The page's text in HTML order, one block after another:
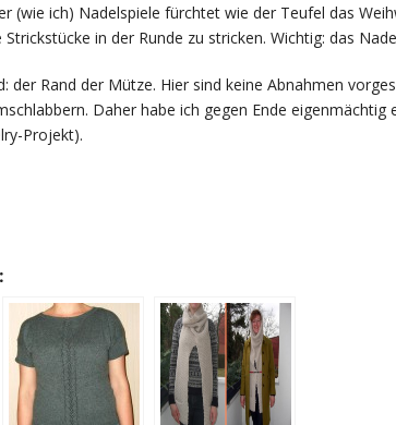
(wie ich) Nadelspiele fürchtet wie der Teufel das
in der Runde zu stricken. Wichtig: das
der Rand der Mütze. Hier sind keine Abnahmen
Daher habe ich gegen Ende
Projekt).